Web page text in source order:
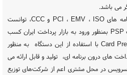
SZZT KS8223 پس از اخذ گواهینامه های PCI ، EMV ، ISO و CCC، توانست
تاییدیه شاپرک را از طریق سه شرکت PSP بمنظور ورود به بازار پرداخت ایران کسب
نماید. همچنین درگاه پرداخت Card Present با استفاده از این دستگاه به منظور
درون برنامه ای، تولید و قابل ارائه می
در محل مشتری اعم از شرکت‌های توزیع